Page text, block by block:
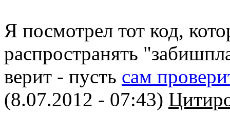
Я посмотрел тот код,
распространять
верит - пусть сам
(8.07.2012 - 07:43)